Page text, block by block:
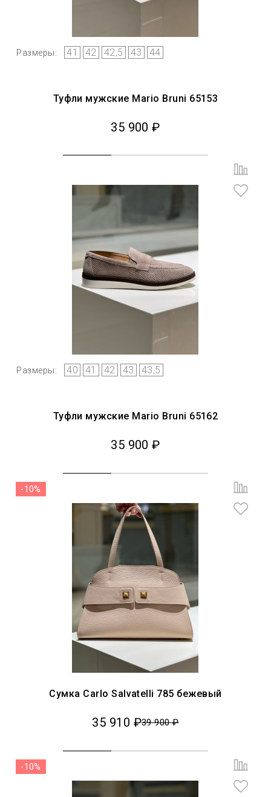
Размеры: 41 42 42,5 43 44
Туфли мужские Mario Bruni 65153
35 900 ₽
Размеры: 40 41 42 43 43,5
Туфли мужские Mario Bruni 65162
35 900 ₽
-10%
Сумка Carlo Salvatelli 785 бежевый
35 910 ₽39 900 ₽
-10%